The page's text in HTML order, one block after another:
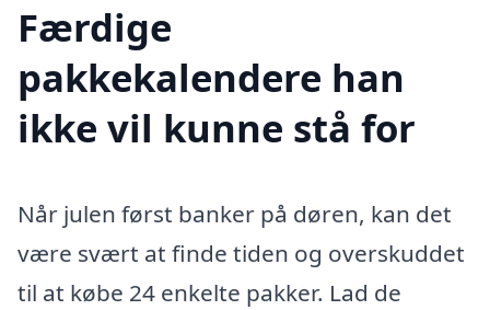
Færdige
pakkekalendere han
ikke vil kunne stå for
Når julen først banker på døren, kan det
være svært at finde tiden og overskuddet
til at købe 24 enkelte pakker. Lad de